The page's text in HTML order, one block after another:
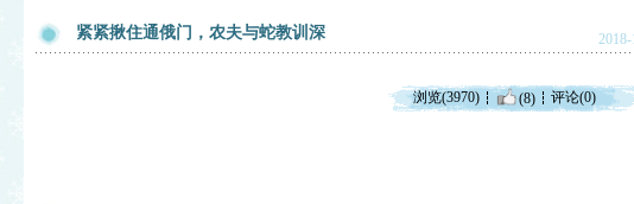
紧紧揪住通俄门，农夫与蛇教训深
浏览(3970) (8) 评论(0)